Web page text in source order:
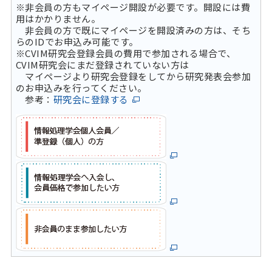
※非会員の方もマイページ開設が必要です。開設には費
用はかかりません。
非会員の方で既にマイページを開設済みの方は、そち
らのIDでお申込み可能です。
※CVIM研究会登録会員の費用で参加される場合で、
CVIM研究会にまだ登録されていない方は
マイページより研究会登録をしてから研究発表会参加
のお申込みを行ってください。
参考： 研究会に登録する